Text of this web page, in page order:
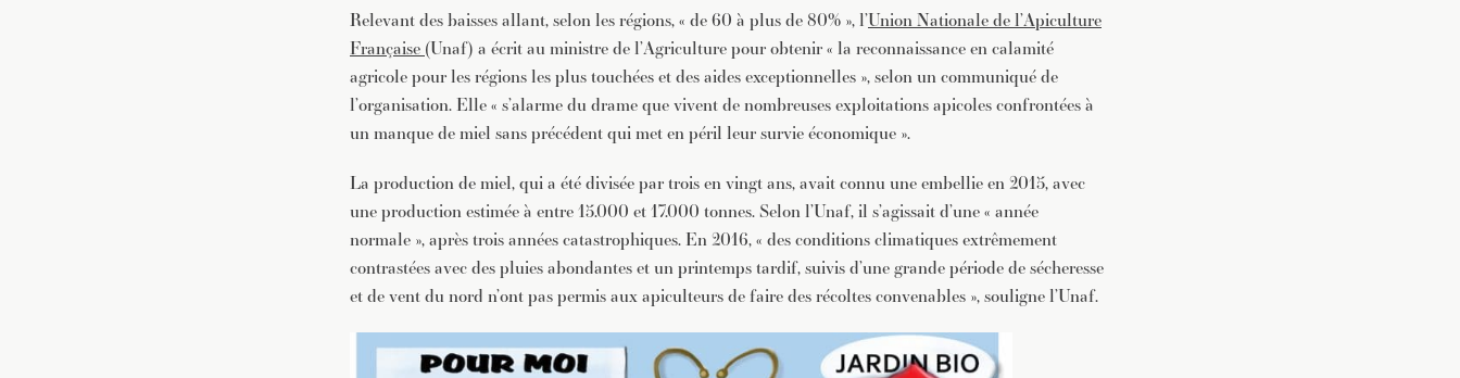
Relevant des baisses allant, selon les régions, « de 60 à plus de 80% », l’Union Nationale de l’Apiculture
Française (Unaf) a écrit au ministre de l’Agriculture pour obtenir « la reconnaissance en calamité
agricole pour les régions les plus touchées et des aides exceptionnelles », selon un communiqué de
l’organisation. Elle « s’alarme du drame que vivent de nombreuses exploitations apicoles confrontées à
un manque de miel sans précédent qui met en péril leur survie économique ».
La production de miel, qui a été divisée par trois en vingt ans, avait connu une embellie en 2015, avec
une production estimée à entre 15.000 et 17.000 tonnes. Selon l’Unaf, il s’agissait d’une « année
normale », après trois années catastrophiques. En 2016, « des conditions climatiques extrêmement
contrastées avec des pluies abondantes et un printemps tardif, suivis d’une grande période de sécheresse
et de vent du nord n’ont pas permis aux apiculteurs de faire des récoltes convenables », souligne l’Unaf.